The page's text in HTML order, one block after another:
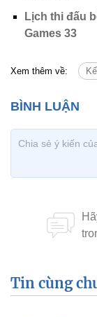
Lịch thi đấu
Games 33
Xem thêm về:
Tin cùng